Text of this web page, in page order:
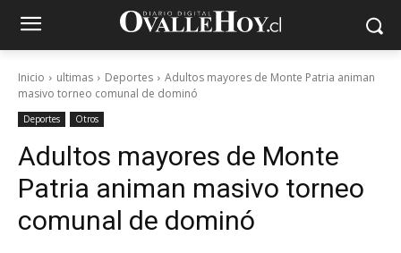
Inicio ultimas Deportes
Adultos mayores de Monte Patria animan
masivo torneo comunal de dominó
Deportes Otros
Adultos mayores de Monte
Patria animan masivo torneo
comunal de dominó